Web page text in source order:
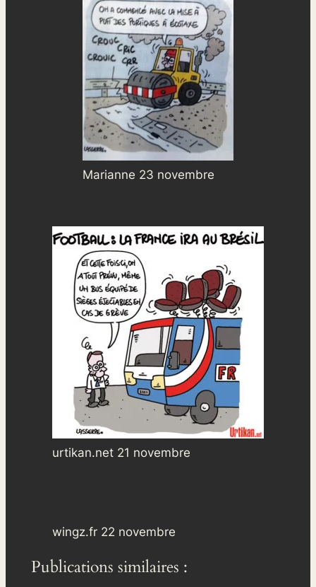
Marianne 23 novembre
urtikan.net 21 novembre
wingz.fr 22 novembre
Publications similaires :